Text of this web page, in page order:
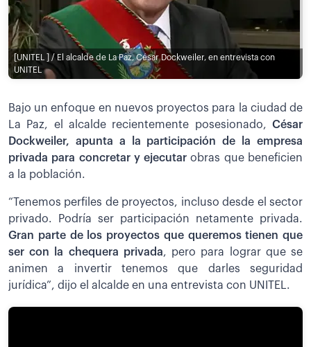
[UNITEL ] / El alcalde de La Paz, César Dockweiler, en entrevista con
UNITEL
Bajo un enfoque en nuevos proyectos para la ciudad de
La Paz, el alcalde recientemente posesionado, César
Dockweiler, apunta a la participación de la empresa
privada para concretar y ejecutar obras que beneficien
a la población.
“Tenemos perfiles de proyectos, incluso desde el sector
privado. Podría ser participación netamente privada.
Gran parte de los proyectos que queremos tienen que
ser con la chequera privada, pero para lograr que se
animen a invertir tenemos que darles seguridad
jurídica”, dijo el alcalde en una entrevista con UNITEL.